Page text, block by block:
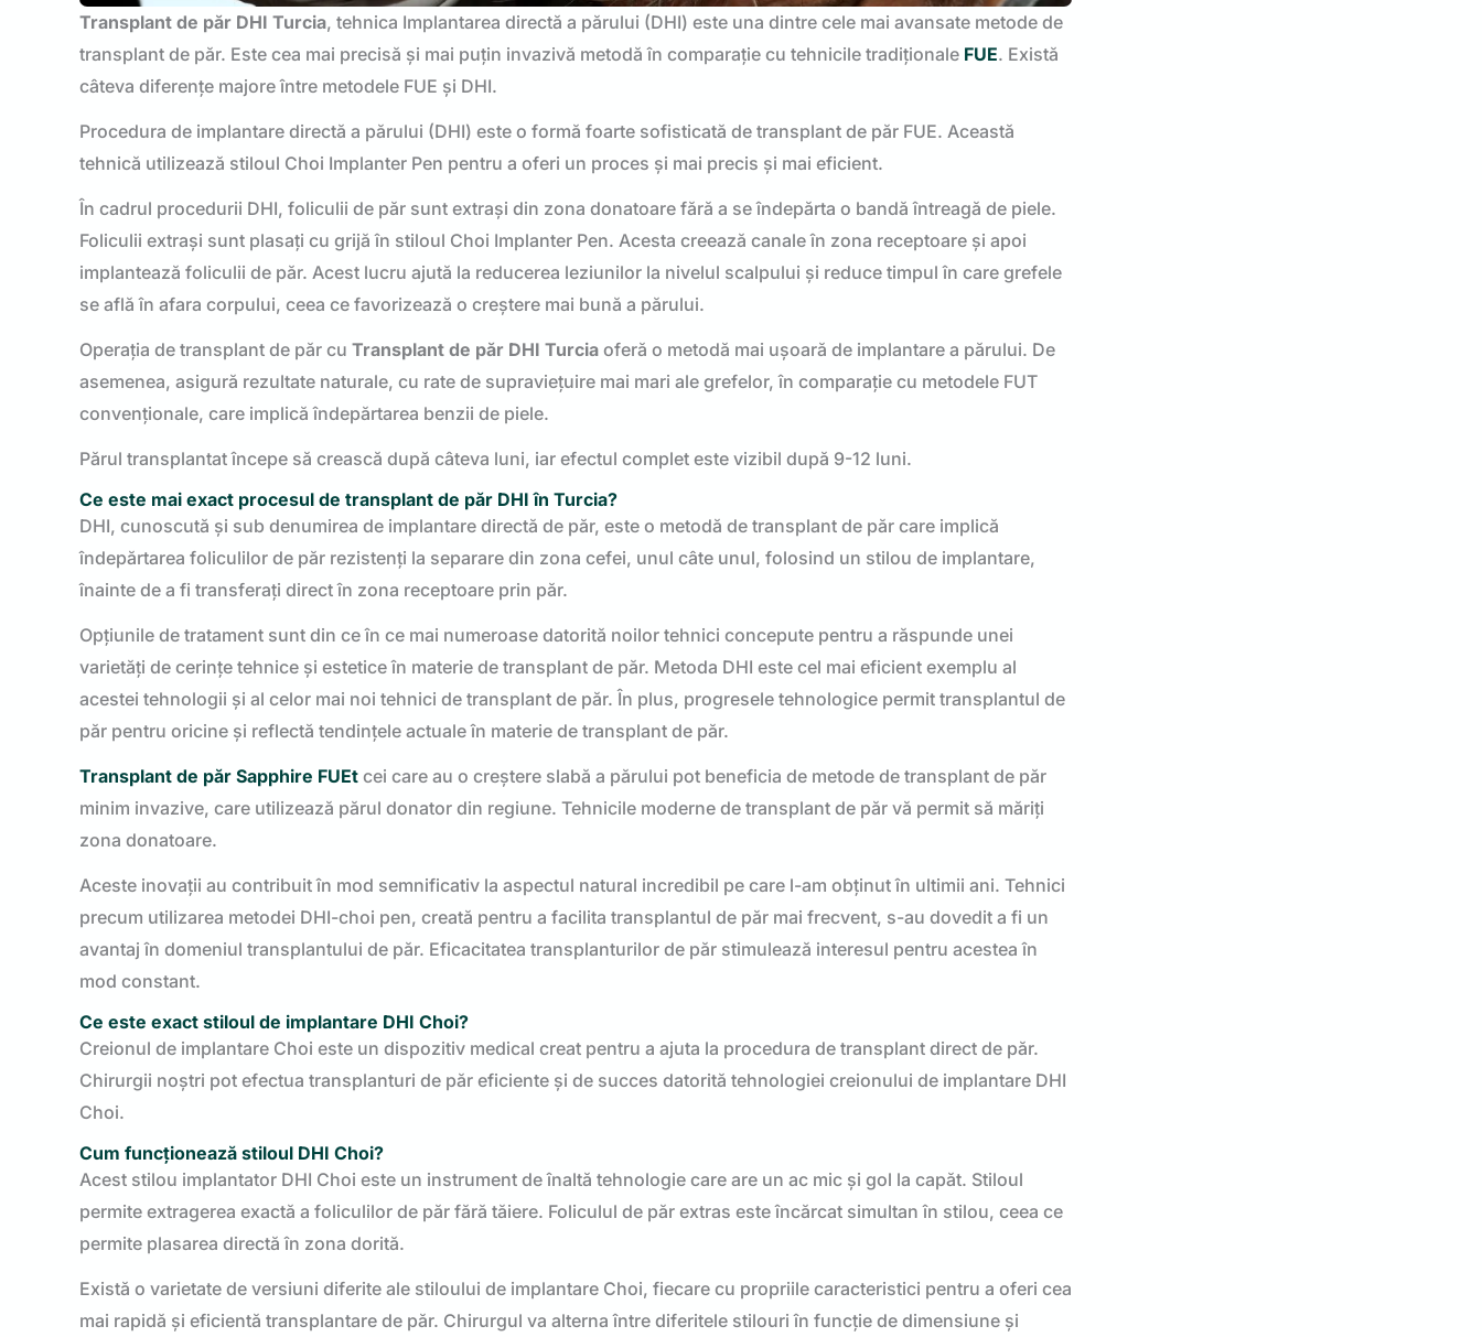
Transplant de păr DHI Turcia, tehnica Implantarea directă a părului (DHI) este una dintre cele mai avansate metode de
transplant de păr. Este cea mai precisă și mai puțin invazivă metodă în comparație cu tehnicile tradiționale FUE. Există
câteva diferențe majore între metodele FUE și DHI.
Procedura de implantare directă a părului (DHI) este o formă foarte sofisticată de transplant de păr FUE. Această
tehnică utilizează stiloul Choi Implanter Pen pentru a oferi un proces și mai precis și mai eficient.
În cadrul procedurii DHI, foliculii de păr sunt extrași din zona donatoare fără a se îndepărta o bandă întreagă de piele.
Foliculii extrași sunt plasați cu grijă în stiloul Choi Implanter Pen. Acesta creează canale în zona receptoare și apoi
implantează foliculii de păr. Acest lucru ajută la reducerea leziunilor la nivelul scalpului și reduce timpul în care grefele
se află în afara corpului, ceea ce favorizează o creștere mai bună a părului.
Operația de transplant de păr cu Transplant de păr DHI Turcia oferă o metodă mai ușoară de implantare a părului. De
asemenea, asigură rezultate naturale, cu rate de supraviețuire mai mari ale grefelor, în comparație cu metodele FUT
convenționale, care implică îndepărtarea benzii de piele.
Părul transplantat începe să crească după câteva luni, iar efectul complet este vizibil după 9-12 luni.
Ce este mai exact procesul de transplant de păr DHI în Turcia?
DHI, cunoscută și sub denumirea de implantare directă de păr, este o metodă de transplant de păr care implică
îndepărtarea foliculilor de păr rezistenți la separare din zona cefei, unul câte unul, folosind un stilou de implantare,
înainte de a fi transferați direct în zona receptoare prin păr.
Opțiunile de tratament sunt din ce în ce mai numeroase datorită noilor tehnici concepute pentru a răspunde unei
varietăți de cerințe tehnice și estetice în materie de transplant de păr. Metoda DHI este cel mai eficient exemplu al
acestei tehnologii și al celor mai noi tehnici de transplant de păr. În plus, progresele tehnologice permit transplantul de
păr pentru oricine și reflectă tendințele actuale în materie de transplant de păr.
Transplant de păr Sapphire FUEt cei care au o creștere slabă a părului pot beneficia de metode de transplant de păr
minim invazive, care utilizează părul donator din regiune. Tehnicile moderne de transplant de păr vă permit să măriți
zona donatoare.
Aceste inovații au contribuit în mod semnificativ la aspectul natural incredibil pe care l-am obținut în ultimii ani. Tehnici
precum utilizarea metodei DHI-choi pen, creată pentru a facilita transplantul de păr mai frecvent, s-au dovedit a fi un
avantaj în domeniul transplantului de păr. Eficacitatea transplanturilor de păr stimulează interesul pentru acestea în
mod constant.
Ce este exact stiloul de implantare DHI Choi?
Creionul de implantare Choi este un dispozitiv medical creat pentru a ajuta la procedura de transplant direct de păr.
Chirurgii noștri pot efectua transplanturi de păr eficiente și de succes datorită tehnologiei creionului de implantare DHI
Choi.
Cum funcționează stiloul DHI Choi?
Acest stilou implantator DHI Choi este un instrument de înaltă tehnologie care are un ac mic și gol la capăt. Stiloul
permite extragerea exactă a foliculilor de păr fără tăiere. Foliculul de păr extras este încărcat simultan în stilou, ceea ce
permite plasarea directă în zona dorită.
Există o varietate de versiuni diferite ale stiloului de implantare Choi, fiecare cu propriile caracteristici pentru a oferi cea
mai rapidă și eficientă transplantare de păr. Chirurgul va alterna între diferitele stilouri în funcție de dimensiune și